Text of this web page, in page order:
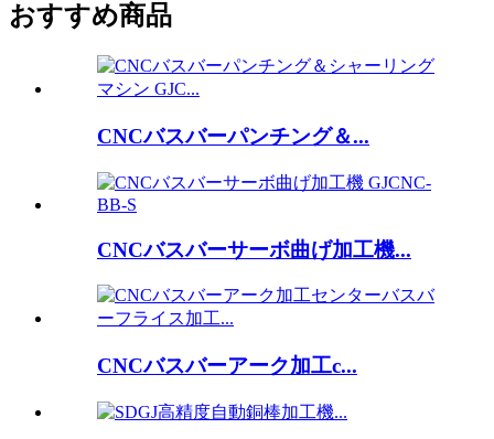
おすすめ商品
CNCバスバーパンチング＆...
CNCバスバーサーボ曲げ加工機...
CNCバスバーアーク加工c...